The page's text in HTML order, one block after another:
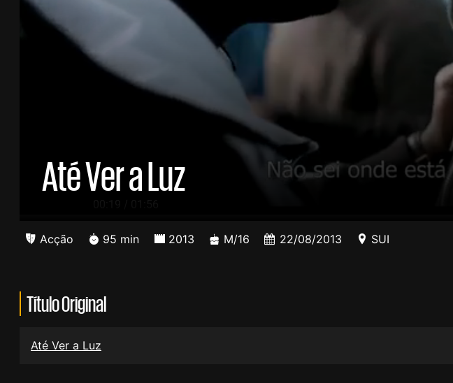
Até Ver a Luz
Acção 95 min 2013 M/16 22/08/2013 SUI
Título Original
Até Ver a Luz